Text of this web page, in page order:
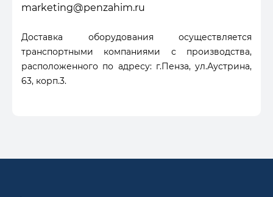
marketing@penzahim.ru
Доставка оборудования осуществляется
транспортными компаниями с производства,
расположенного по адресу: г.Пенза, ул.Аустрина,
63, корп.3.